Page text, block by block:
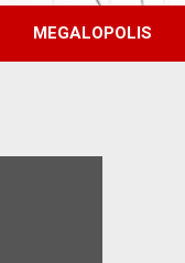
MEGALOPOLIS